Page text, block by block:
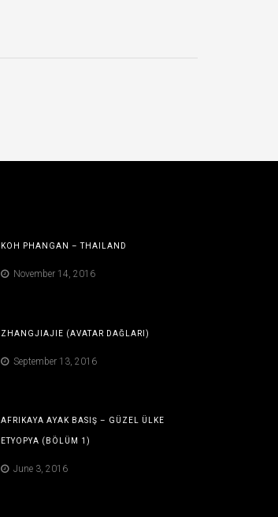
KOH PHANGAN – THAILAND
November 14, 2016
ZHANGJIAJIE (AVATAR DAĞLARI)
September 13, 2016
AFRIKAYA AYAK BASIŞ – GÜZEL ÜLKE
ETYOPYA (BÖLÜM 1)
June 3, 2016